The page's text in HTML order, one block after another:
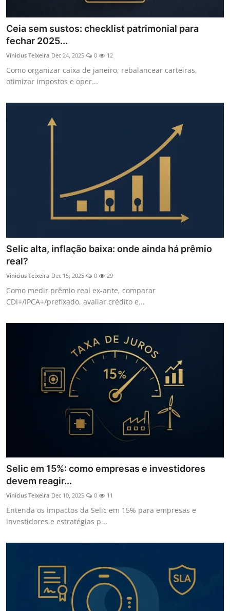
Ceia sem sustos: checklist patrimonial para
fechar 2025...
Vinicius Teixeira Dec 24, 2025 0 12
Como organizar caixa de janeiro, rebalancear carteiras,
otimizar impostos e oper...
Selic alta, inflação baixa: onde ainda há prêmio
real?
Vinicius Teixeira Dec 15, 2025 0 29
Como medir prêmio real ex-ante, comparar
CDI+/IPCA+/prefixado, avaliar crédito e...
Selic em 15%: como empresas e investidores
devem reagir...
Vinicius Teixeira Dec 10, 2025 0 11
Entenda os impactos da Selic em 15% para empresas e
investidores e estratégias p...